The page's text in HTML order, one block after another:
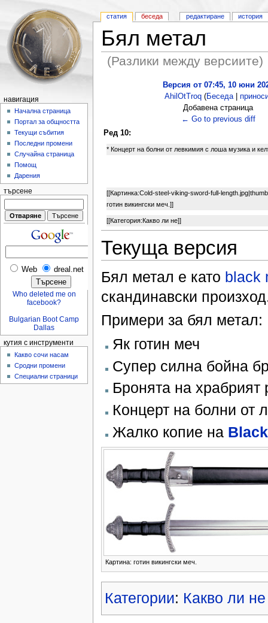
Бял метал
(Разлики между версиите)
Версия от 07:45, 10 юни
AhilOtTroq (Беседа|
Добавена страница
← Go to previous diff
Ред 10:
* Концерт на болни от левкимия с лоша музика и
[[Картинка:Cold-steel-viking-sword-full-
готин викингски меч.]]
[[Категория:Какво ли не]]
Текуща версия
Бял метал е като black
скандинавски
Примери за бял метал:
Як готин меч
Супер силна бойна
Бронята на храбрият
Концерт на болни от
Жалко копие на
Картина: готин викингски меч.
Категории: Какво ли не
статия беседа редактиране история
навигация
Начална страница
Портал за общността
Текущи събития
Последни промени
Случайна страница
Помощ
Дарения
търсене
Web dreal.net
Who deleted me on
facebook?
Bulgarian Boot Camp
Dallas
кутия с инструменти
Какво сочи насам
Сродни промени
Специални страници